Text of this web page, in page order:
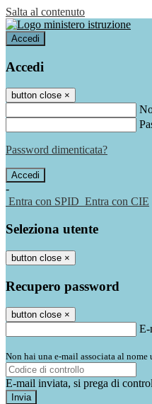
Salta al contenuto
Accedi
Accedi
button close ×
Password dimenticata?
-
Entra con SPID Entra con CIE
Seleziona utente
button close ×
Recupero password
button close ×
E-
Non hai una e-mail associata al
E-mail inviata, si prega di